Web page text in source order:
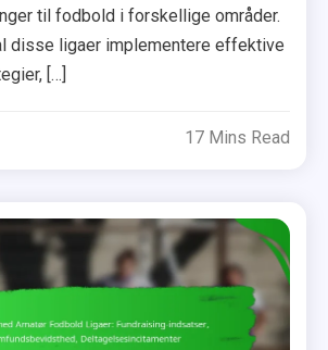
til fodbold i forskellige områder.
disse ligaer implementere effektive
[…]
17 Mins Read